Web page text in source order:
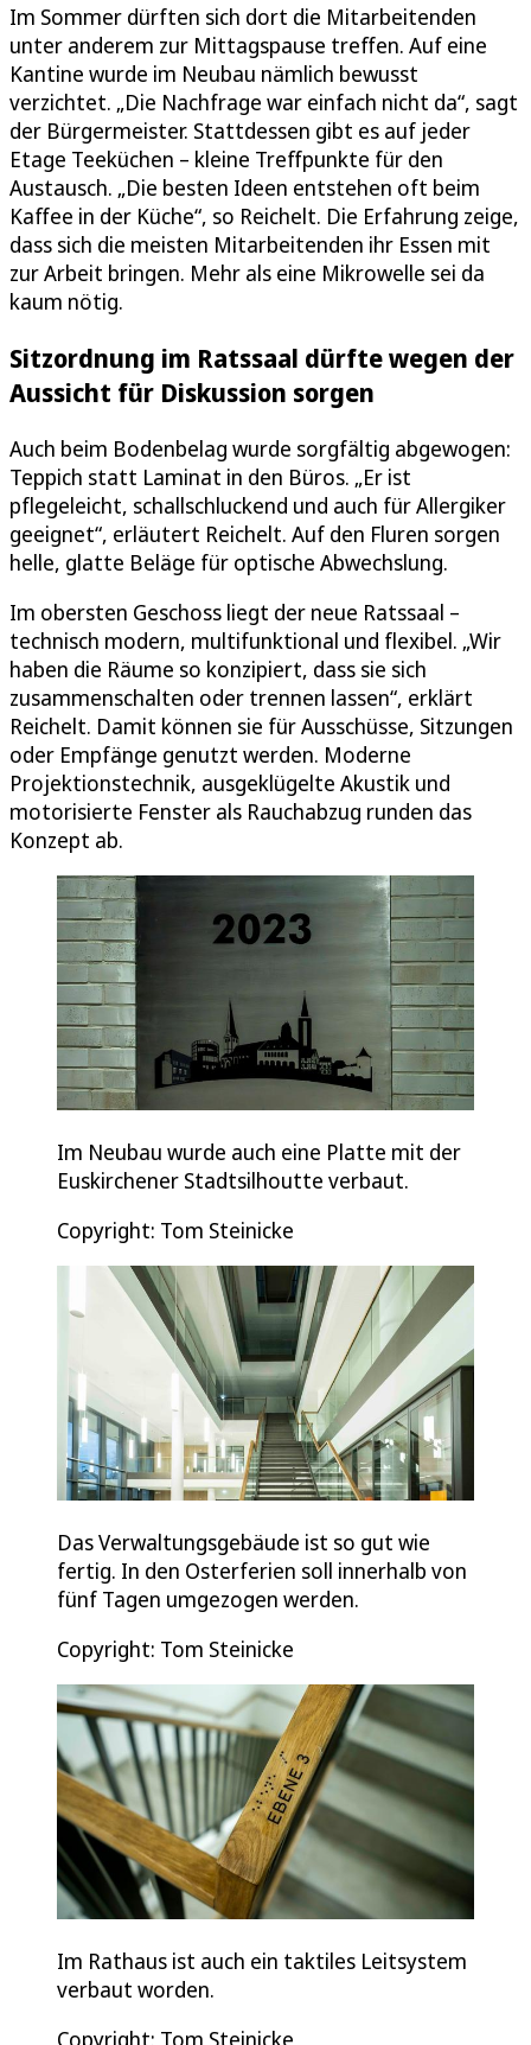
Im Sommer dürften sich dort die Mitarbeitenden
unter anderem zur Mittagspause treffen. Auf eine
Kantine wurde im Neubau nämlich bewusst
verzichtet. „Die Nachfrage war einfach nicht da“, sagt
der Bürgermeister. Stattdessen gibt es auf jeder
Etage Teeküchen – kleine Treffpunkte für den
Austausch. „Die besten Ideen entstehen oft beim
Kaffee in der Küche“, so Reichelt. Die Erfahrung zeige,
dass sich die meisten Mitarbeitenden ihr Essen mit
zur Arbeit bringen. Mehr als eine Mikrowelle sei da
kaum nötig.
Sitzordnung im Ratssaal dürfte wegen der
Aussicht für Diskussion sorgen
Auch beim Bodenbelag wurde sorgfältig abgewogen:
Teppich statt Laminat in den Büros. „Er ist
pflegeleicht, schallschluckend und auch für Allergiker
geeignet“, erläutert Reichelt. Auf den Fluren sorgen
helle, glatte Beläge für optische Abwechslung.
Im obersten Geschoss liegt der neue Ratssaal –
technisch modern, multifunktional und flexibel. „Wir
haben die Räume so konzipiert, dass sie sich
zusammenschalten oder trennen lassen“, erklärt
Reichelt. Damit können sie für Ausschüsse, Sitzungen
oder Empfänge genutzt werden. Moderne
Projektionstechnik, ausgeklügelte Akustik und
motorisierte Fenster als Rauchabzug runden das
Konzept ab.
Im Neubau wurde auch eine Platte mit der
Euskirchener Stadtsilhoutte verbaut.
Copyright: Tom Steinicke
Das Verwaltungsgebäude ist so gut wie
fertig. In den Osterferien soll innerhalb von
fünf Tagen umgezogen werden.
Copyright: Tom Steinicke
Im Rathaus ist auch ein taktiles Leitsystem
verbaut worden.
Copyright: Tom Steinicke